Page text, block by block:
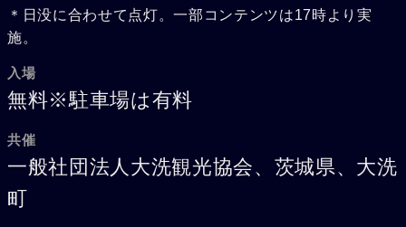
＊日没に合わせて点灯。一部コンテンツは17時より実
施。
入場
無料※駐車場は有料
共催
一般社団法人大洗観光協会、茨城県、大洗
町